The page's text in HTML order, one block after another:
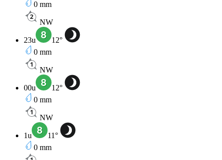
0 mm
NW
23u 12°
0 mm
NW
00u 12°
0 mm
NW
1u 11°
0 mm